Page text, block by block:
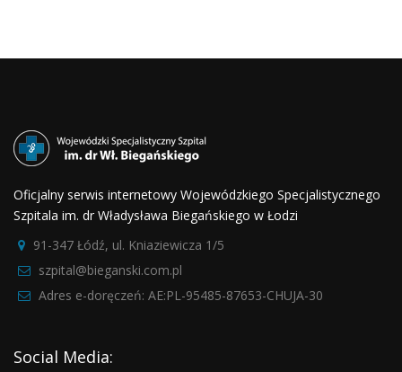
Oficjalny serwis internetowy Wojewódzkiego Specjalistycznego
Szpitala im. dr Władysława Biegańskiego w Łodzi
91-347 Łódź, ul. Kniaziewicza 1/5
szpital@bieganski.com.pl
Adres e-doręczeń: AE:PL-95485-87653-CHUJA-30
Social Media: